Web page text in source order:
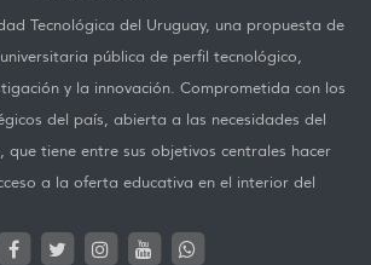
Tecnológica del Uruguay, una propuesta de
pública de perfil tecnológico,
y la innovación. Comprometida con los
del país, abierta a las necesidades del
que tiene entre sus objetivos centrales hacer
a la oferta educativa en el interior del